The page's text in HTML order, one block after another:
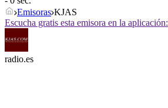
Emisoras KJAS
Escucha gratis esta emisora en la aplicación:
radio.es